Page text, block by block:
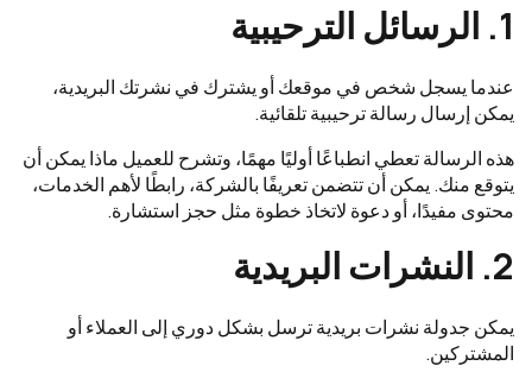
1. الرسائل الترحيبية
عندما يسجل شخص في موقعك أو يشترك في نشرتك البريدية،
يمكن إرسال رسالة ترحيبية تلقائية.
هذه الرسالة تعطي انطباعًا أوليًا مهمًا، وتشرح للعميل ماذا يمكن أن
يتوقع منك. يمكن أن تتضمن تعريفًا بالشركة، رابطًا لأهم الخدمات،
محتوى مفيدًا، أو دعوة لاتخاذ خطوة مثل حجز استشارة.
2. النشرات البريدية
يمكن جدولة نشرات بريدية ترسل بشكل دوري إلى العملاء أو
المشتركين.